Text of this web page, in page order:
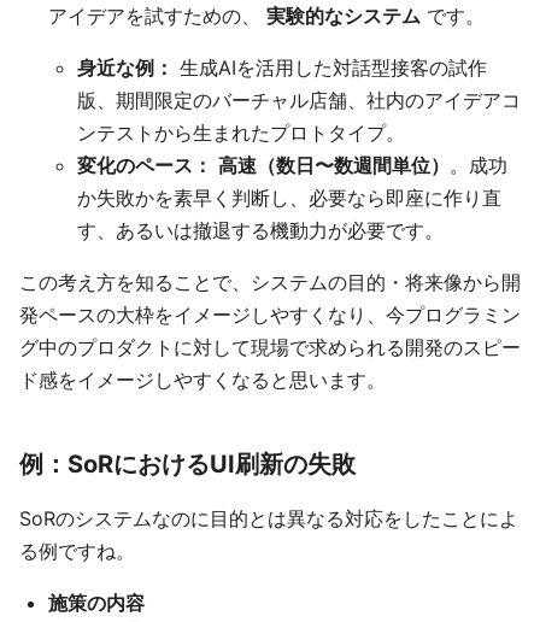
アイデアを試すための、 実験的なシステム です。
身近な例： 生成AIを活用した対話型接客の試作
版、期間限定のバーチャル店舗、社内のアイデアコ
ンテストから生まれたプロトタイプ。
変化のペース： 高速（数日〜数週間単位） 。成功
か失敗かを素早く判断し、必要なら即座に作り直
す、あるいは撤退する機動力が必要です。
この考え方を知ることで、システムの目的・将来像から開
発ペースの大枠をイメージしやすくなり、今プログラミン
グ中のプロダクトに対して現場で求められる開発のスピー
ド感をイメージしやすくなると思います。
例：SoRにおけるUI刷新の失敗
SoRのシステムなのに目的とは異なる対応をしたことによ
る例ですね。
施策の内容